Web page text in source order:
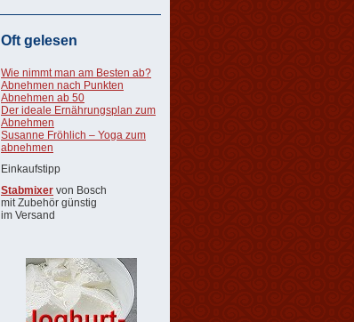
Oft gelesen
Wie nimmt man am Besten ab?
Abnehmen nach Punkten
Abnehmen ab 50
Der ideale Ernährungsplan zum
Abnehmen
Susanne Fröhlich – Yoga zum
abnehmen
Einkaufstipp
Stabmixer von Bosch
mit Zubehör günstig
im Versand